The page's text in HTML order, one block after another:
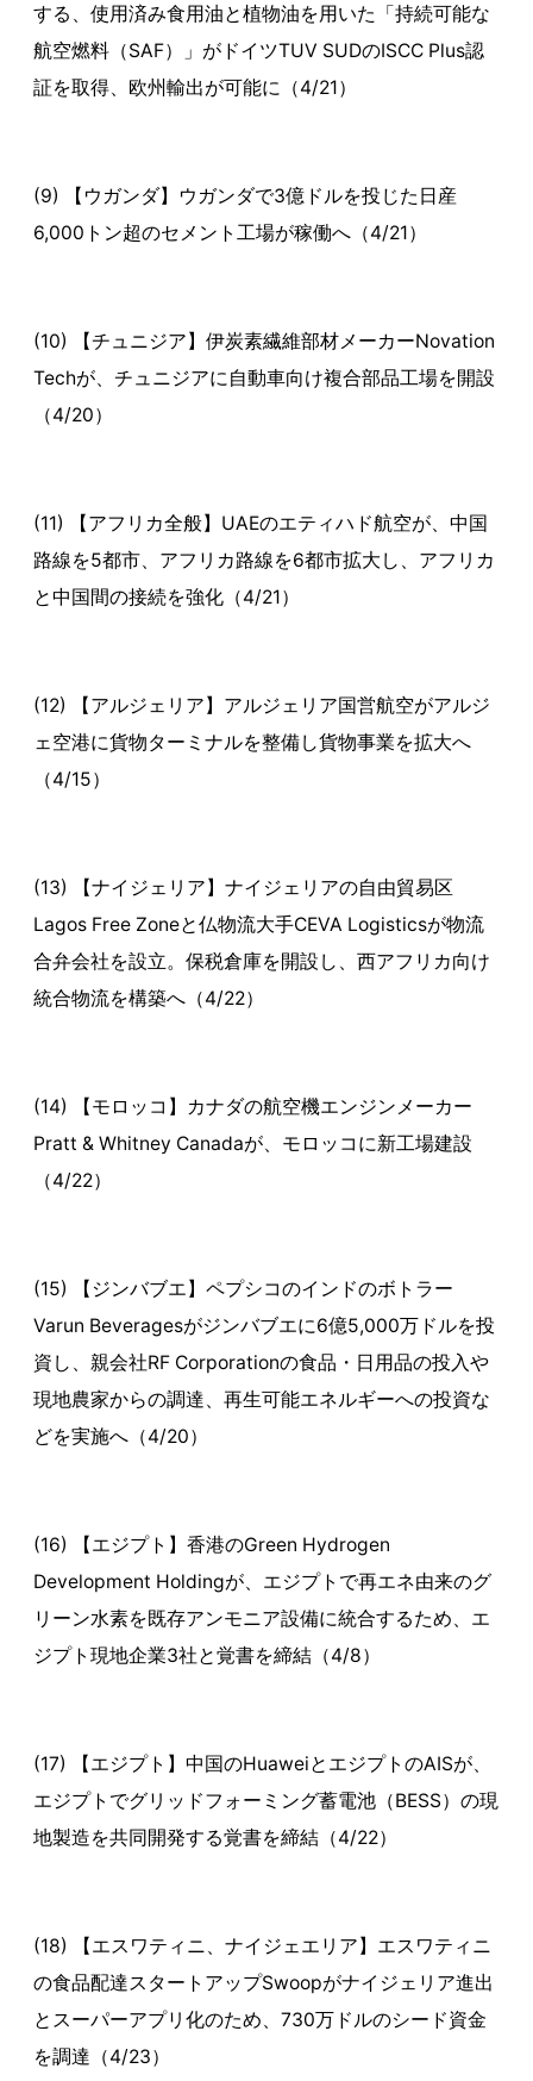
する、使用済み食用油と植物油を用いた「持続可能な
航空燃料（SAF）」がドイツTUV SUDのISCC Plus認
証を取得、欧州輸出が可能に（4/21）
(9) 【ウガンダ】ウガンダで3億ドルを投じた日産
6,000トン超のセメント工場が稼働へ（4/21）
(10) 【チュニジア】伊炭素繊維部材メーカーNovation
Techが、チュニジアに自動車向け複合部品工場を開設
（4/20）
(11) 【アフリカ全般】UAEのエティハド航空が、中国
路線を5都市、アフリカ路線を6都市拡大し、アフリカ
と中国間の接続を強化（4/21）
(12) 【アルジェリア】アルジェリア国営航空がアルジ
ェ空港に貨物ターミナルを整備し貨物事業を拡大へ
（4/15）
(13) 【ナイジェリア】ナイジェリアの自由貿易区
Lagos Free Zoneと仏物流大手CEVA Logisticsが物流
合弁会社を設立。保税倉庫を開設し、西アフリカ向け
統合物流を構築へ（4/22）
(14) 【モロッコ】カナダの航空機エンジンメーカー
Pratt & Whitney Canadaが、モロッコに新工場建設
（4/22）
(15) 【ジンバブエ】ペプシコのインドのボトラー
Varun Beveragesがジンバブエに6億5,000万ドルを投
資し、親会社RF Corporationの食品・日用品の投入や
現地農家からの調達、再生可能エネルギーへの投資な
どを実施へ（4/20）
(16) 【エジプト】香港のGreen Hydrogen
Development Holdingが、エジプトで再エネ由来のグ
リーン水素を既存アンモニア設備に統合するため、エ
ジプト現地企業3社と覚書を締結（4/8）
(17) 【エジプト】中国のHuaweiとエジプトのAISが、
エジプトでグリッドフォーミング蓄電池（BESS）の現
地製造を共同開発する覚書を締結（4/22）
(18) 【エスワティニ、ナイジェエリア】エスワティニ
の食品配達スタートアップSwoopがナイジェリア進出
とスーパーアプリ化のため、730万ドルのシード資金
を調達（4/23）